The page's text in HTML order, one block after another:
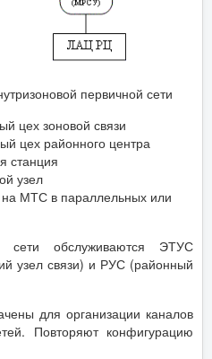
первичной сети
цех зоновой связи
цех районного центра
станция
узел
МТС в параллельных или
сети обслуживаются ЭТУС
узел связи) и РУС (районный
для организации каналов
Повторяют конфигурацию